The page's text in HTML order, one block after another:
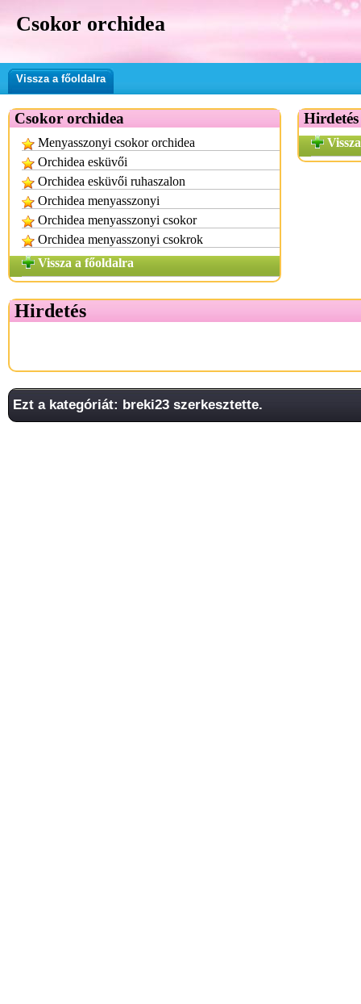
Csokor orchidea
Vissza a főoldalra
Csokor orchidea
Menyasszonyi csokor orchidea
Orchidea esküvői
Orchidea esküvői ruhaszalon
Orchidea menyasszonyi
Orchidea menyasszonyi csokor
Orchidea menyasszonyi csokrok
Vissza a főoldalra
Hirdetés
Hirdetés
Ezt a kategóriát: breki23 szerkesztette.